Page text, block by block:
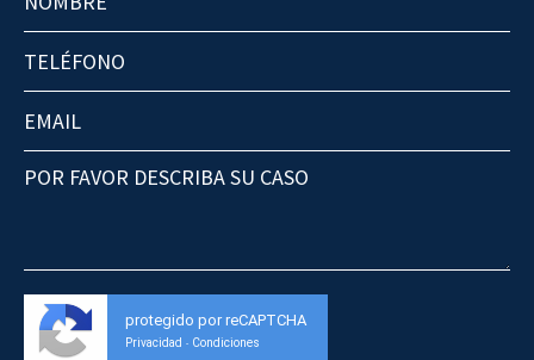
protegido por reCAPTCHA
Privacidad - Condiciones